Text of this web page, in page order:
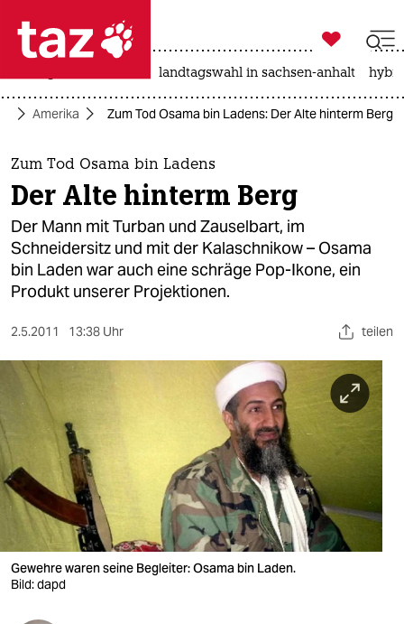
 taz zahl ich
taz zahl ich
themen
politik
öko
gesellschaft
kultur
sport
berlin
nord
wahrheit
verlag
verlag

taz zahl ich
landtagswahl in sachsen-anhalt
Amerika Zum Tod Osama bin Ladens: Der Alte hinterm Berg
Zum Tod Osama bin Ladens
Der Alte hinterm Berg
Der Mann mit Turban und Zauselbart, im
Schneidersitz und mit der Kalaschnikow – Osama
bin Laden war auch eine schräge Pop-Ikone, ein
Produkt unserer Projektionen.
2.5.2011 13:38 Uhr teilen
Gewehre waren seine Begleiter: Osama bin Laden.
Bild: dapd